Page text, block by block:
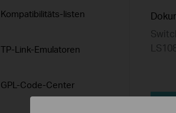
Kompatibilitäts-listen
TP-Link-Emulatoren
GPL-Code-Center